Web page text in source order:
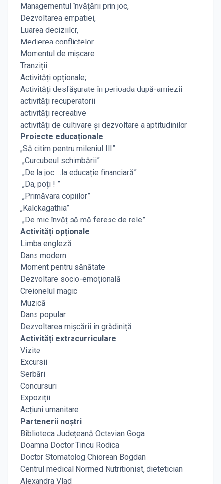
Managementul învățării prin joc,
Dezvoltarea empatiei,
Luarea deciziilor,
Medierea conflictelor
Momentul de mișcare
Tranziții
Activități opționale;
Activități desfășurate în perioada după-amiezii
activități recuperatorii
activități recreative
activități de cultivare și dezvoltare a aptitudinilor
Proiecte educaționale
„Să citim pentru mileniul III”
„Curcubeul schimbării”
„De la joc …la educație financiară”
„Da, poți ! ”
„Primăvara copiilor”
„Kalokagathia”
„De mic învăț să mă feresc de rele”
Activități opționale
Limba engleză
Dans modern
Moment pentru sănătate
Dezvoltare socio-emoțională
Creionelul magic
Muzică
Dans popular
Dezvoltarea mișcării în grădiniță
Activități extracurriculare
Vizite
Excursii
Serbări
Concursuri
Expoziții
Acțiuni umanitare
Partenerii noștri
Biblioteca Județeană Octavian Goga
Doamna Doctor Tincu Rodica
Doctor Stomatolog Chiorean Bogdan
Centrul medical Normed Nutritionist, dietetician
Alexandra Vlad